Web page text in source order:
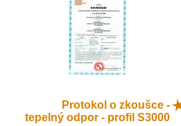
Protokol o zkoušce -
tepelný odpor - profil S3000